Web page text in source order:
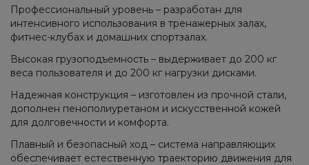
Профессиональный уровень – разработан для
интенсивного использования в тренажерных залах,
фитнес-клубах и домашних спортзалах.
Высокая грузоподъемность – выдерживает до 200 кг
веса пользователя и до 200 кг нагрузки дисками.
Надежная конструкция – изготовлен из прочной стали,
дополнен пенополиуретаном и искусственной кожей
для долговечности и комфорта.
Плавный и безопасный ход – система направляющих
обеспечивает естественную траекторию движения для